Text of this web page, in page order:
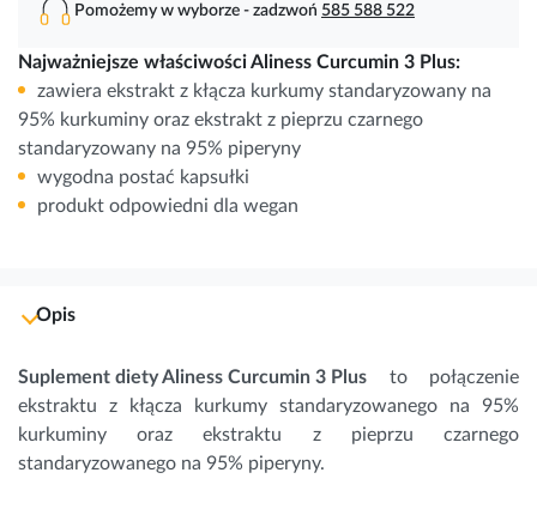
Pomożemy w wyborze - zadzwoń 585 588 522
Najważniejsze właściwości Aliness Curcumin 3 Plus:
zawiera ekstrakt z kłącza kurkumy standaryzowany na
95% kurkuminy oraz ekstrakt z pieprzu czarnego
standaryzowany na 95% piperyny
wygodna postać kapsułki
produkt odpowiedni dla wegan
Opis
Suplement diety Aliness Curcumin 3 Plus to połączenie
ekstraktu z kłącza kurkumy standaryzowanego na 95%
kurkuminy oraz ekstraktu z pieprzu czarnego
standaryzowanego na 95% piperyny.